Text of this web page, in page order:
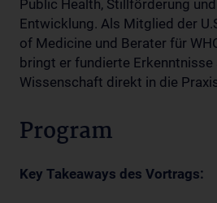
Public Health, Stillförderung
Entwicklung. Als Mitglied der
of Medicine und Berater für
bringt er fundierte Erkenntnisse
Wissenschaft direkt in die
Program
Key Takeaways des Vortrags: